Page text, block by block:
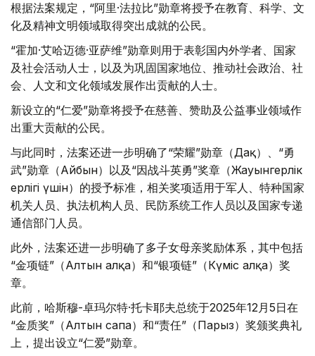
根据法案规定，“阿里·法拉比”勋章将授予在教育、科学、文
化及精神文明领域取得突出成就的公民。
“霍加·艾哈迈德·亚萨维”勋章则用于表彰国内外学者、国家
及社会活动人士，以及为巩固国家地位、推动社会政治、社
会、人文和文化领域发展作出贡献的人士。
新设立的“仁爱”勋章将授予在慈善、赞助及公益事业领域作
出重大贡献的公民。
与此同时，法案还进一步明确了“荣耀”勋章（Даңқ）、“勇
武”勋章（Айбын）以及“因战斗英勇”奖章（Жауынгерлік
ерлігі үшін）的授予标准，相关奖项适用于军人、特种国家
机关人员、执法机构人员、民防系统工作人员以及国家专递
通信部门人员。
此外，法案还进一步明确了多子女母亲奖励体系，其中包括
“金项链”（Алтын алқа）和“银项链”（Күміс алқа）奖
章。
此前，哈斯穆-卓玛尔特·托卡耶夫总统于2025年12月5日在
“金质奖”（Алтын сапа）和“责任”（Парыз）奖颁奖典礼
上，提出设立“仁爱”勋章。